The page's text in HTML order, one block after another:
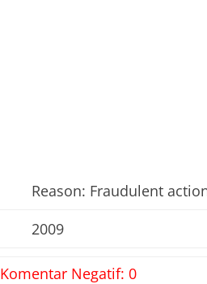
Reason: Fraudulent
2009
Komentar Negatif: 0